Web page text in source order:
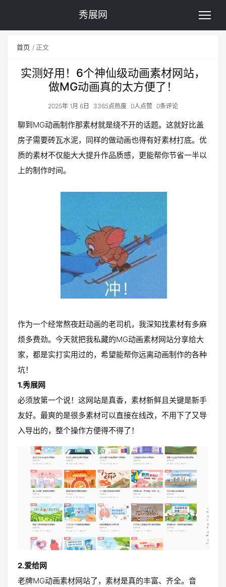
秀展网
首页 正文
实测好用！6个神仙级动画素材网站，
做MG动画真的太方便了！
2025年 1月 6日 3365点热度 0人点赞 0条评论
聊到MG动画制作那素材就是绕不开的话题。这就好比盖
房子需要砖瓦水泥，同样的做动画也得有好素材打底。优
质的素材不仅能大大提升作品质感，更能帮你节省一半以
上的制作时间。
作为一个经常熬夜赶动画的老司机，我深知找素材有多麻
烦多费劲。今天就把我私藏的MG动画素材网站分享给大
家，都是实打实用过的，希望能帮你远离动画制作的各种
坑！
1.秀展网
必须放第一个说！这网站是真香，素材新鲜且关键是新手
友好。最爽的是很多素材可以直接在线改，不用下了又导
入导出的，整个操作方便得不得了！
2.爱给网
老牌MG动画素材网站了，素材是真的丰富、齐全。音